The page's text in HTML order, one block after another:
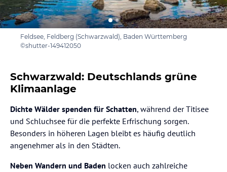
Feldsee, Feldberg (Schwarzwald), Baden Württemberg
©shutter-149412050
Schwarzwald: Deutschlands grüne
Klimaanlage
Dichte Wälder spenden für Schatten, während der Titisee
und Schluchsee für die perfekte Erfrischung sorgen.
Besonders in höheren Lagen bleibt es häufig deutlich
angenehmer als in den Städten.
Neben Wandern und Baden locken auch zahlreiche